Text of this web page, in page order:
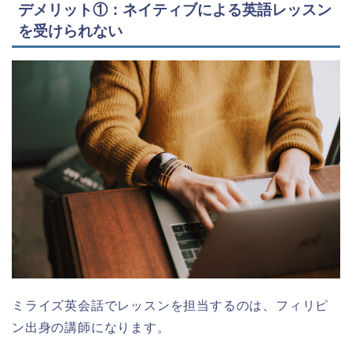
デメリット①：ネイティブによる英語レッスン
を受けられない
ミライズ英会話でレッスンを担当するのは、フィリピ
ン出身の講師になります。